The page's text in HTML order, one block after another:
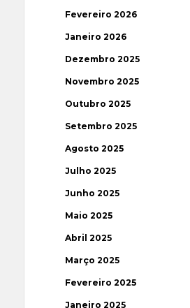
Fevereiro 2026
Janeiro 2026
Dezembro 2025
Novembro 2025
Outubro 2025
Setembro 2025
Agosto 2025
Julho 2025
Junho 2025
Maio 2025
Abril 2025
Março 2025
Fevereiro 2025
Janeiro 2025